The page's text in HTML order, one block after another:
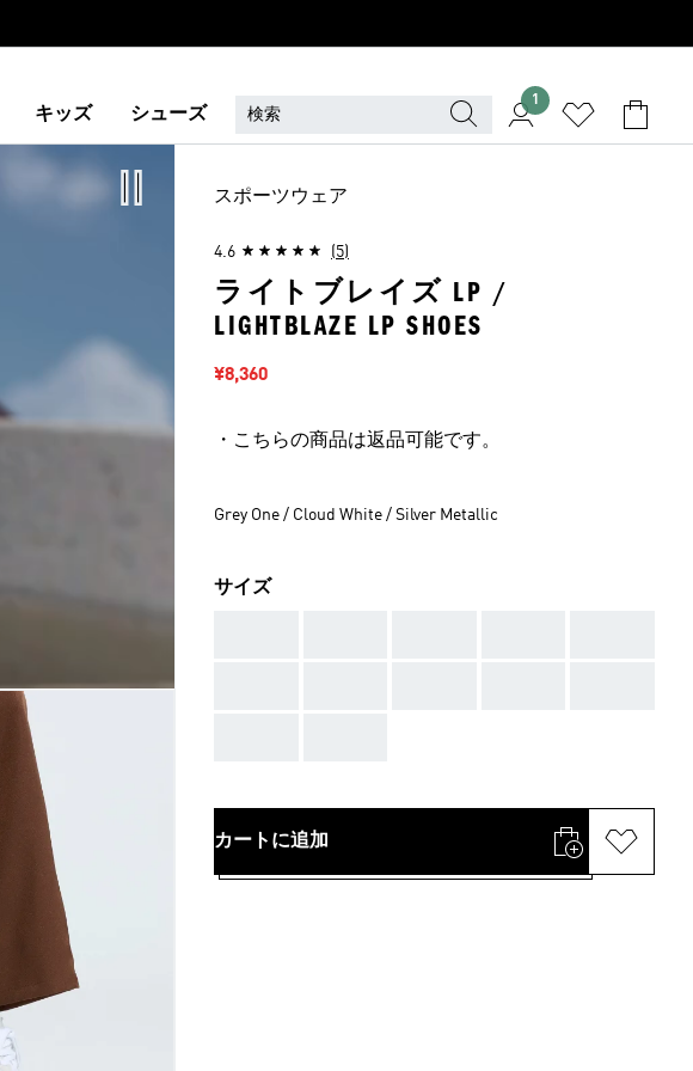
キッズ シューズ
1
スポーツウェア
4.6 (5)
ライトブレイズ LP /
LIGHTBLAZE LP SHOES
セール価格
¥8,360
・こちらの商品は返品可能です。
Grey One / Cloud White / Silver Metallic
サイズ
カートに追加